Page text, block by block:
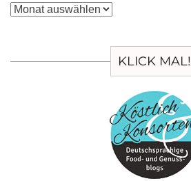
Archiv
KLICK MAL!